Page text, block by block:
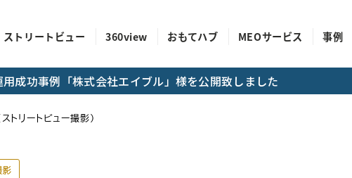
ストリートビュー 360view おもてハブ MEOサービス 事例
成功事例「株式会社エイブル」様を公開致しました
トリートビュー撮影）